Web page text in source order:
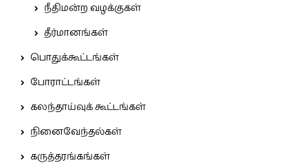
நீதிமன்ற வழக்குகள்
தீர்மானங்கள்
பொதுக்கூட்டங்கள்
போராட்டங்கள்
கலந்தாய்வுக் கூட்டங்கள்
நினைவேந்தல்கள்
கருத்தரங்கங்கள்